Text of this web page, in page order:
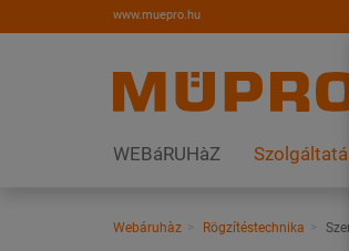
www.muepro.hu
WEBáRUHàZ
Webáruhàz Rögzítéstechnika